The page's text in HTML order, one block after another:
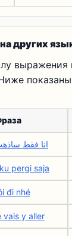
других
выражения
انا فقط
pergi saja
đi nhé
vais y aller